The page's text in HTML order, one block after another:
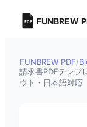
FUNBREW
FUNBREW PDF/
請求書PDFテンプ
ウト・日本語対応